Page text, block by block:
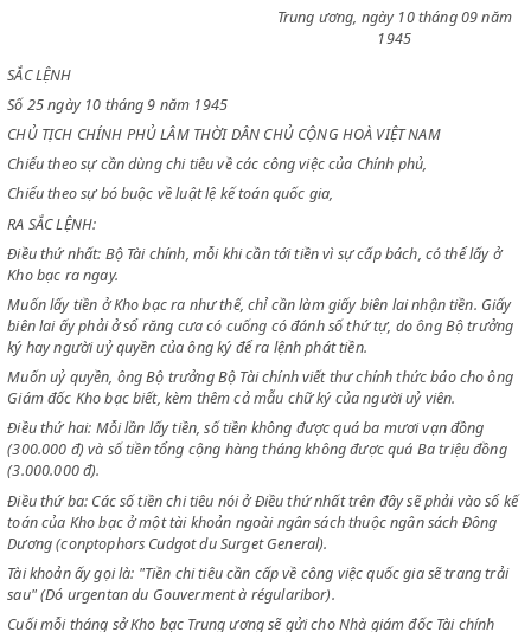
----------------------------
SẮC LỆNH
Số 25 ngày 10 tháng 9 năm 1945
CHỦ TỊCH CHÍNH PHỦ LÂM THỜI DÂN CHỦ CỘNG HOÀ VIỆT NAM
Chiểu theo sự cần dùng chi tiêu về các công việc của Chính phủ,
Chiểu theo sự bó buộc về luật lệ kế toán quốc gia,
RA SẮC LỆNH:
Điều thứ nhất: Bộ Tài chính, mỗi khi cần tới tiền vì sự cấp bách, có thể
Kho bạc ra ngay.
Muốn lấy tiền ở Kho bạc ra như thế, chỉ cần làm giấy biên lai nhận
biên lai ấy phải ở sổ răng cưa có cuống có đánh số thứ tự, do ông Bộ
ký hay người uỷ quyền của ông ký để ra lệnh phát tiền.
Muốn uỷ quyền, ông Bộ trưởng Bộ Tài chính viết thư chính thức báo
Giám đốc Kho bạc biết, kèm thêm cả mẫu chữ ký của người uỷ viên.
Điều thứ hai: Mỗi lần lấy tiền, số tiền không được quá ba mươi vạn
(300.000 đ) và số tiền tổng cộng hàng tháng không được quá Ba triệu
(3.000.000 đ).
Điều thứ ba: Các số tiền chi tiêu nói ở Điều thứ nhất trên đây sẽ phải
toán của Kho bạc ở một tài khoản ngoài ngân sách thuộc ngân sách